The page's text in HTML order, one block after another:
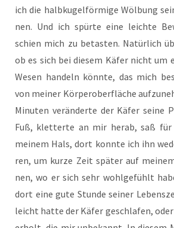
ich die halb­ku­gel­för­mi­ge Wöl­bung
nen. Und ich spür­te eine leich­te
schien mich zu betas­ten. Natür­lich
ob es sich bei die­sem Käfer nicht um
Wesen han­deln könn­te, das mich
von mei­ner Kör­per­ober­flä­che
Minu­ten ver­än­der­te der Käfer sei­ne
Fuß, klet­ter­te an mir her­ab, saß für
mei­nem Hals, dort konn­te ich ihn
ren, um kur­ze Zeit spä­ter auf
nen, wo er sich sehr wohl­ge­fühlt
dort eine gute Stun­de sei­ner
leicht hat­te der Käfer geschla­fen,